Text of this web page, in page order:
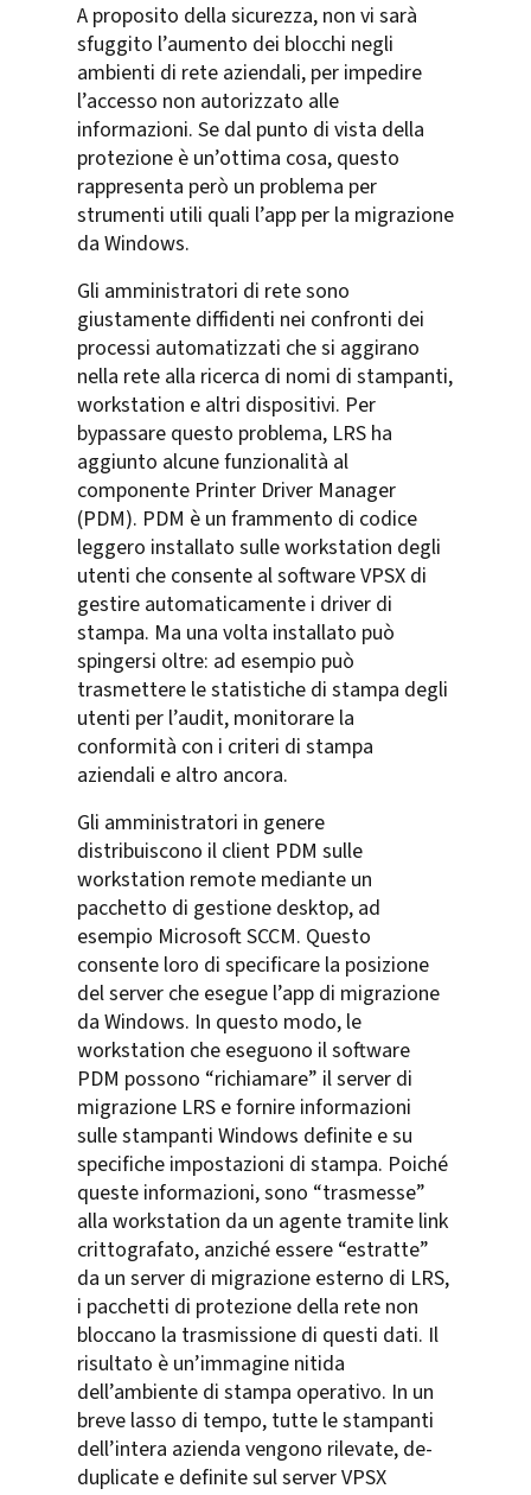
A proposito della sicurezza, non vi sarà
sfuggito l’aumento dei blocchi negli
ambienti di rete aziendali, per impedire
l’accesso non autorizzato alle
informazioni. Se dal punto di vista della
protezione è un’ottima cosa, questo
rappresenta però un problema per
strumenti utili quali l’app per la migrazione
da Windows.
Gli amministratori di rete sono
giustamente diffidenti nei confronti dei
processi automatizzati che si aggirano
nella rete alla ricerca di nomi di stampanti,
workstation e altri dispositivi. Per
bypassare questo problema, LRS ha
aggiunto alcune funzionalità al
componente Printer Driver Manager
(PDM). PDM è un frammento di codice
leggero installato sulle workstation degli
utenti che consente al software VPSX di
gestire automaticamente i driver di
stampa. Ma una volta installato può
spingersi oltre: ad esempio può
trasmettere le statistiche di stampa degli
utenti per l’audit, monitorare la
conformità con i criteri di stampa
aziendali e altro ancora.
Gli amministratori in genere
distribuiscono il client PDM sulle
workstation remote mediante un
pacchetto di gestione desktop, ad
esempio Microsoft SCCM. Questo
consente loro di specificare la posizione
del server che esegue l’app di migrazione
da Windows. In questo modo, le
workstation che eseguono il software
PDM possono “richiamare” il server di
migrazione LRS e fornire informazioni
sulle stampanti Windows definite e su
specifiche impostazioni di stampa. Poiché
queste informazioni, sono “trasmesse”
alla workstation da un agente tramite link
crittografato, anziché essere “estratte”
da un server di migrazione esterno di LRS,
i pacchetti di protezione della rete non
bloccano la trasmissione di questi dati. Il
risultato è un’immagine nitida
dell’ambiente di stampa operativo. In un
breve lasso di tempo, tutte le stampanti
dell’intera azienda vengono rilevate, de-
duplicate e definite sul server VPSX